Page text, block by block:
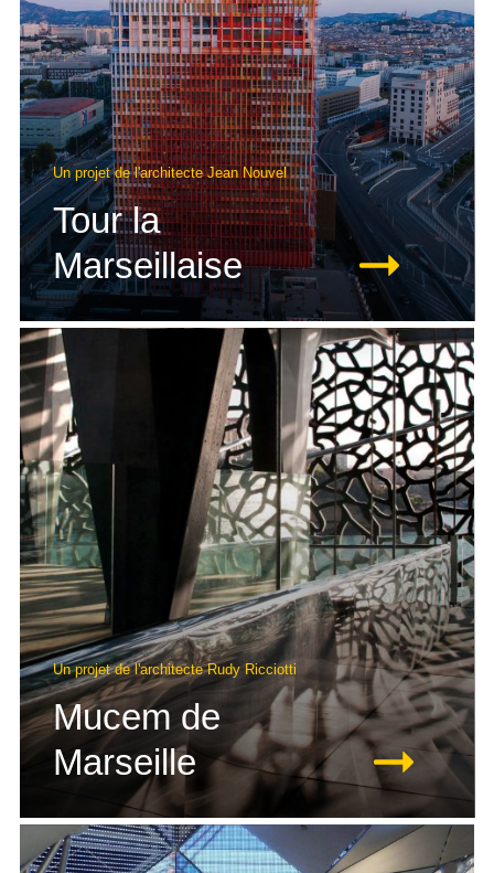
Un projet de l'architecte Jean Nouvel
Tour la
Marseillaise
Un projet de l'architecte Rudy Ricciotti
Mucem de
Marseille